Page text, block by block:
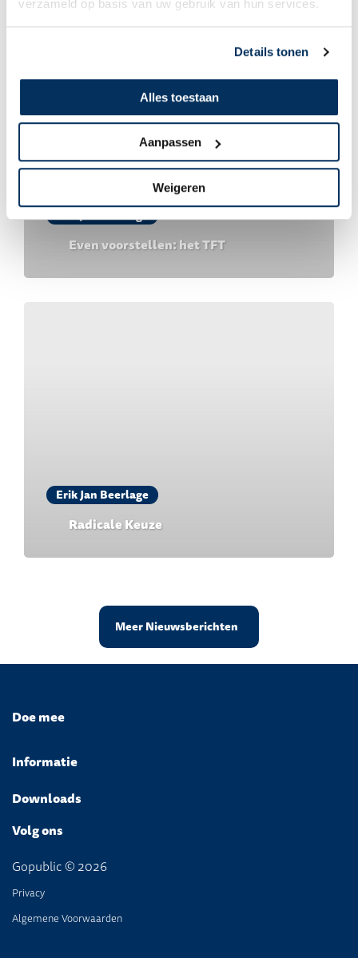
verzameld op basis van uw gebruik van hun services.
Details tonen
Alles toestaan
Aanpassen
Weigeren
Erik Jan Beerlage
Even voorstellen: het TFT
Erik Jan Beerlage
Radicale Keuze
Meer Nieuwsberichten
Doe mee
Informatie
Downloads
Volg ons
Gopublic © 2026
Privacy
Algemene Voorwaarden